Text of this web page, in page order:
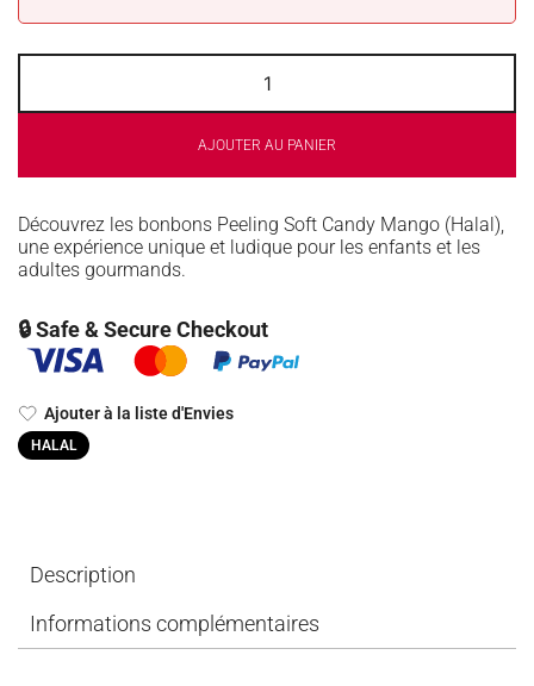
AJOUTER AU PANIER
Découvrez les bonbons Peeling Soft Candy Mango (Halal),
une expérience unique et ludique pour les enfants et les
adultes gourmands.
🔒 Safe & Secure Checkout
Ajouter à la liste d'Envies
HALAL
Description
Informations complémentaires